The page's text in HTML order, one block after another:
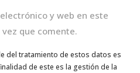
y web en este
que comente.
del tratamiento de estos datos es
de este es la gestión de la